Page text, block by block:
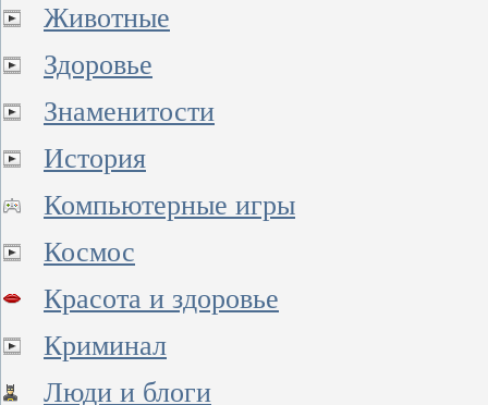
Животные
Здоровье
Знаменитости
История
Компьютерные игры
Космос
Красота и здоровье
Криминал
Люди и блоги